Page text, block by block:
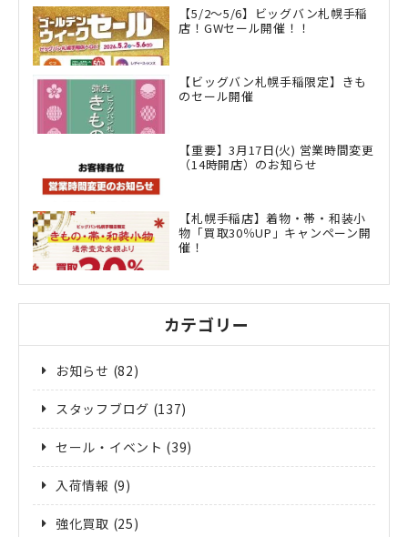
【5/2～5/6】ビッグバン札幌手稲
店！GWセール開催！！
【ビッグバン札幌手稲限定】きも
のセール開催
【重要】3月17日(火) 営業時間変更
（14時開店）のお知らせ
【札幌手稲店】着物・帯・和装小
物「買取30％UP」キャンペーン開
催！
カテゴリー
お知らせ (82)
スタッフブログ (137)
セール・イベント (39)
入荷情報 (9)
強化買取 (25)